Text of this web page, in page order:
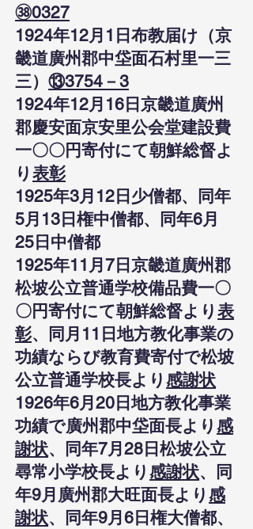
㊳0327
1924年12月1日布教届け（京
畿道廣州郡中垈面石村里一三
三） ⑬3754－3
1924年12月16日京畿道廣州
郡慶安面京安里公会堂建設費
一〇〇円寄付にて朝鮮総督よ
り 表彰
1925年3月12日少僧都、同年
5月13日権中僧都、同年6月
25日中僧都
1925年11月7日京畿道廣州郡
松坡公立普通学校備品費一〇
〇円寄付にて朝鮮総督より 表
彰、同月11日地方教化事業の
功績ならび教育費寄付で松坡
公立普通学校長より 感謝状
1926年6月20日地方教化事業
功績で廣州郡中垈面長より 感
謝状、同年7月28日松坡公立
尋常小学校長より 感謝状、同
年9月廣州郡大旺面長より 感
謝状、同年9月6日権大僧都、